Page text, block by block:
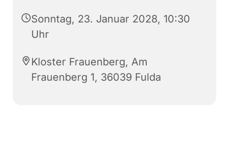
Sonntag, 23. Januar 2028, 10:30
Uhr
Kloster Frauenberg, Am
Frauenberg 1, 36039 Fulda